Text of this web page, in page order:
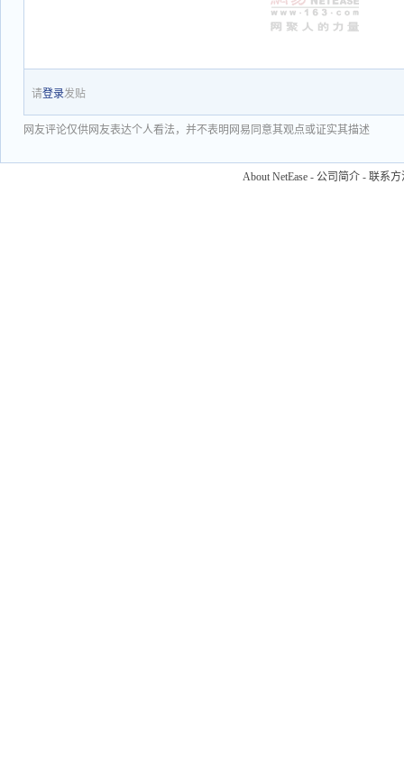
请登录发贴
网友评论仅供网友表达个人看法，并不表明网易同意其观点或证实其描述
About NetEase - 公司简介 - 联系方